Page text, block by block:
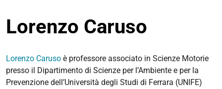
Lorenzo Caruso
Lorenzo Caruso è professore associato in Scienze Motorie
presso il Dipartimento di Scienze per l’Ambiente e per la
Prevenzione dell’Università degli Studi di Ferrara (UNIFE)